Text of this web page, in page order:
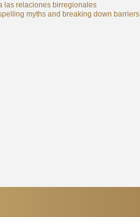
las relaciones birregionales
myths and breaking down barriers